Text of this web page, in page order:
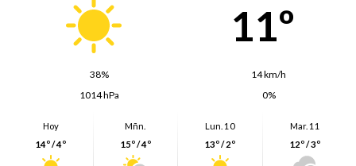
11º
38%
14 km/h
1014 hPa
0%
Hoy
14º / 4º
Mñn.
15º / 4º
Lun. 10
13º / 2º
Mar. 11
12º / 3º